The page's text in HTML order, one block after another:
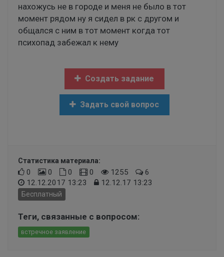
нахожусь не в городе и меня не было в тот
момент рядом ну я сидел в рк с другом и
общался с ним в тот момент когда тот
психопад забежал к нему
Создать задание
Задать свой вопрос
Статистика материала:
0 0 0 0 1255
6
12.12.2017 13:23
12.12.17 13:23
Бесплатный
Теги, связанные с вопросом:
встречное заявление